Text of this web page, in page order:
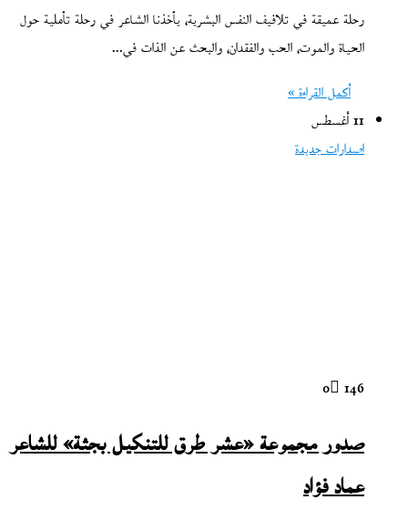
رحلة عميقة في تلافيف النفس البشرية، يأخذنا الشاعر في رحلة تأملية حول
الحياة والموت، الحب والفقدان، والبحث عن الذات في…
أكمل القراءة »
11 أغسطس
اصدارات جديدة
0 146
صدور مجموعة «عشر طرق للتنكيل بجثة» للشاعر
عماد فؤاد